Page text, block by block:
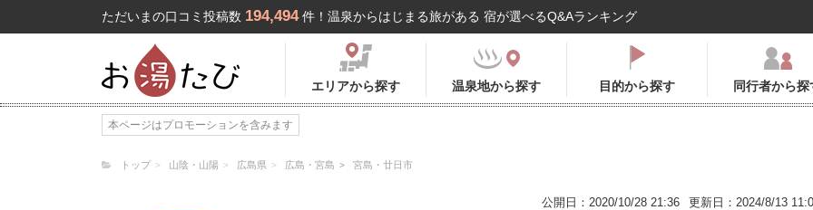
ただいまの口コミ投稿数 194,494 件！温泉からはじまる旅がある 宿が選べるQ&Aランキング
エリアから探す 温泉地から探す 目的から探す 同行者から探
本ページはプロモーションを含みます
トップ 山陰・山陽 広島県 広島・宮島 宮島・廿日市
公開日：2020/10/28 21:36 更新日：2024/8/13